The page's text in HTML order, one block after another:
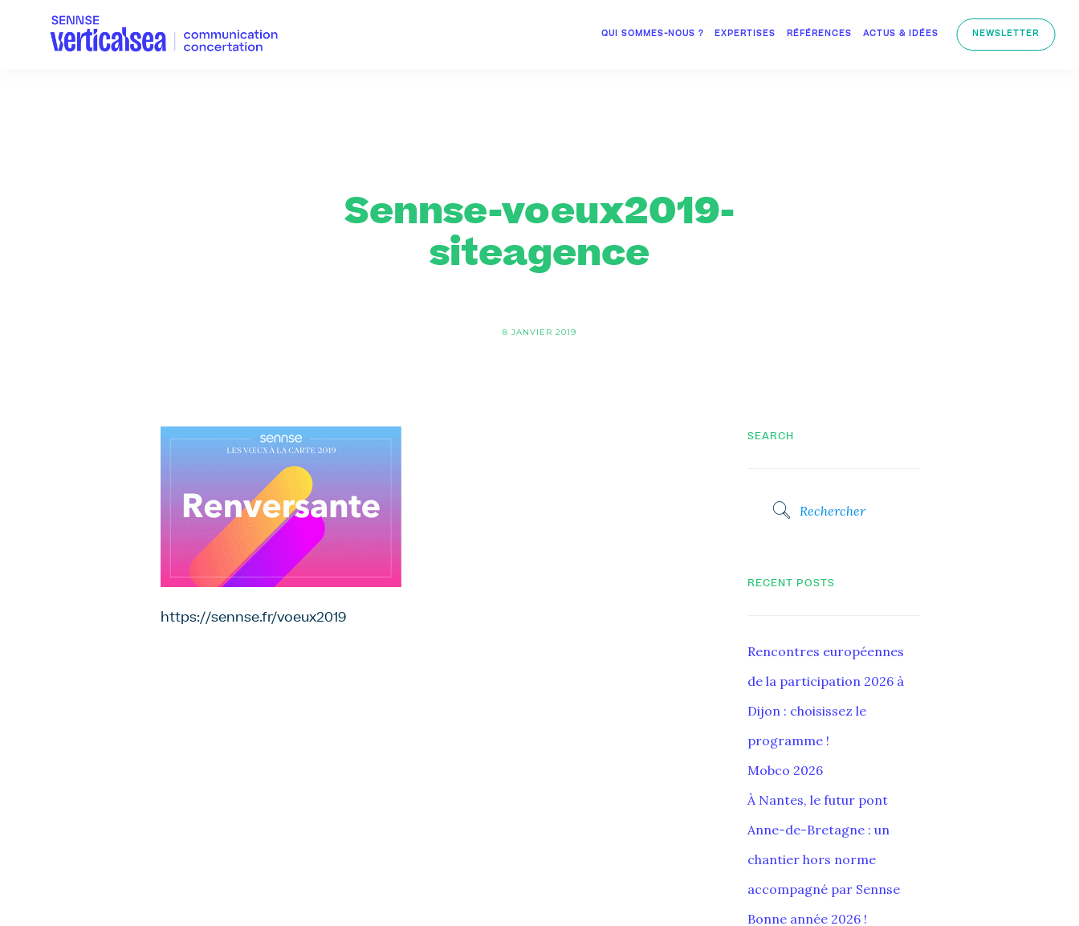
QUI SOMMES-NOUS ? EXPERTISES RÉFÉRENCES ACTUS & IDÉES NEWSLETTER
Sennse-voeux2019-
siteagence
8 JANVIER 2019
https://sennse.fr/voeux2019
SEARCH
RECENT POSTS
Rencontres européennes
de la participation 2026 à
Dijon : choisissez le
programme !
Mobco 2026
À Nantes, le futur pont
Anne-de-Bretagne : un
chantier hors norme
accompagné par Sennse
Bonne année 2026 !